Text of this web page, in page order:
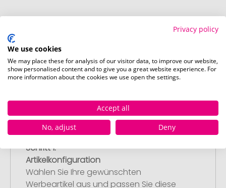
So einfach bestellen Sie Ihre Werbeartikel bei
Pinkcube
Schritt 1:
Artikelkonfiguration
Wählen Sie Ihre gewünschten
Werbeartikel aus und passen Sie diese
Privacy policy
We use cookies
We may place these for analysis of our visitor data, to improve our website,
show personalised content and to give you a great website experience. For
more information about the cookies we use open the settings.
Accept all
No, adjust
Deny